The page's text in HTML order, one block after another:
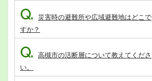
Q. 災害時の避難所や広域避難地はどこで
すか？
Q. 高槻市の活断層について教えてくださ
い。